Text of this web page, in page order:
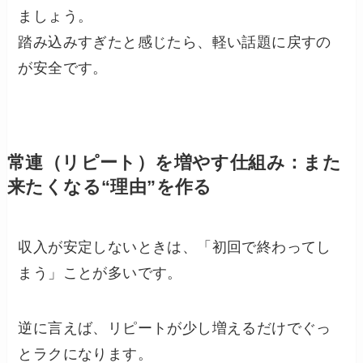
ましょう。
踏み込みすぎたと感じたら、軽い話題に戻すの
が安全です。
常連（リピート）を増やす仕組み：また
来たくなる“理由”を作る
収入が安定しないときは、「初回で終わってし
まう」ことが多いです。
逆に言えば、リピートが少し増えるだけでぐっ
とラクになります。